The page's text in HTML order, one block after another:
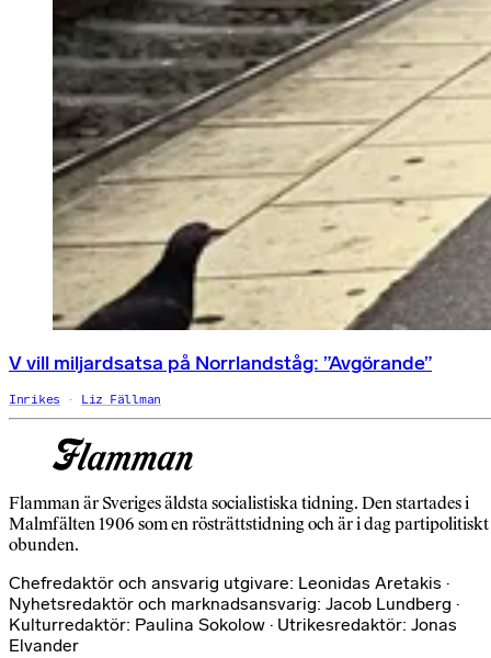
V vill miljardsatsa på Norrlandståg: ”Avgörande”
Inrikes Liz Fällman
Flamman är Sveriges äldsta socialistiska tidning. Den startades i
Malmfälten 1906 som en rösträttstidning och är i dag partipolitiskt
obunden.
Chefredaktör och ansvarig utgivare: Leonidas Aretakis ·
Nyhetsredaktör och marknadsansvarig: Jacob Lundberg ·
Kulturredaktör: Paulina Sokolow · Utrikesredaktör: Jonas
Elvander